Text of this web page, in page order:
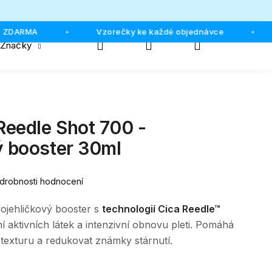
Vzorečky ke každé objednávce
Značky Hledat PřihlášeníNákupní
hodnocení
Shot 700 -
booster 30ml
booster s technologií Cica Reedle™
aktivních látek a intenzivní obnovu pleti. Pomáhá
a redukovat známky stárnutí.